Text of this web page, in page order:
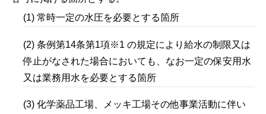
(1) 常時一定の水圧を必要とする箇所
(2) 条例第14条第1項※1 の規定により給水の制限又は
停止がなされた場合においても、なお一定の保安用水
又は業務用水を必要とする箇所
(3) 化学薬品工場、メッキ工場その他事業活動に伴い